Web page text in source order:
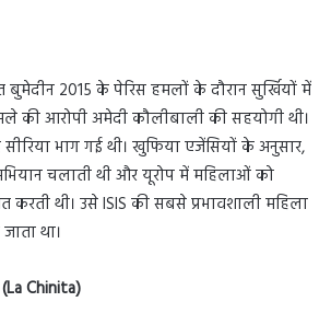
बुमेदीन 2015 के पेरिस हमलों के दौरान सुर्खियों में
की आरोपी अमेदी कौलीबाली की सहयोगी थी।
भाग गई थी। खुफिया एजेंसियों के अनुसार,
चलाती थी और यूरोप में महिलाओं को
करती थी। उसे ISIS की सबसे प्रभावशाली महिला
था।
(La Chinita)